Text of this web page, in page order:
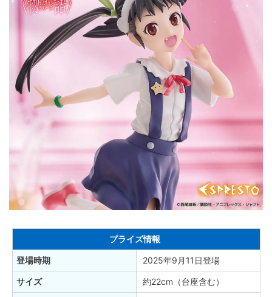
プライズ情報
登場時期 2025年9月11日登場
サイズ 約22cm（台座含む）